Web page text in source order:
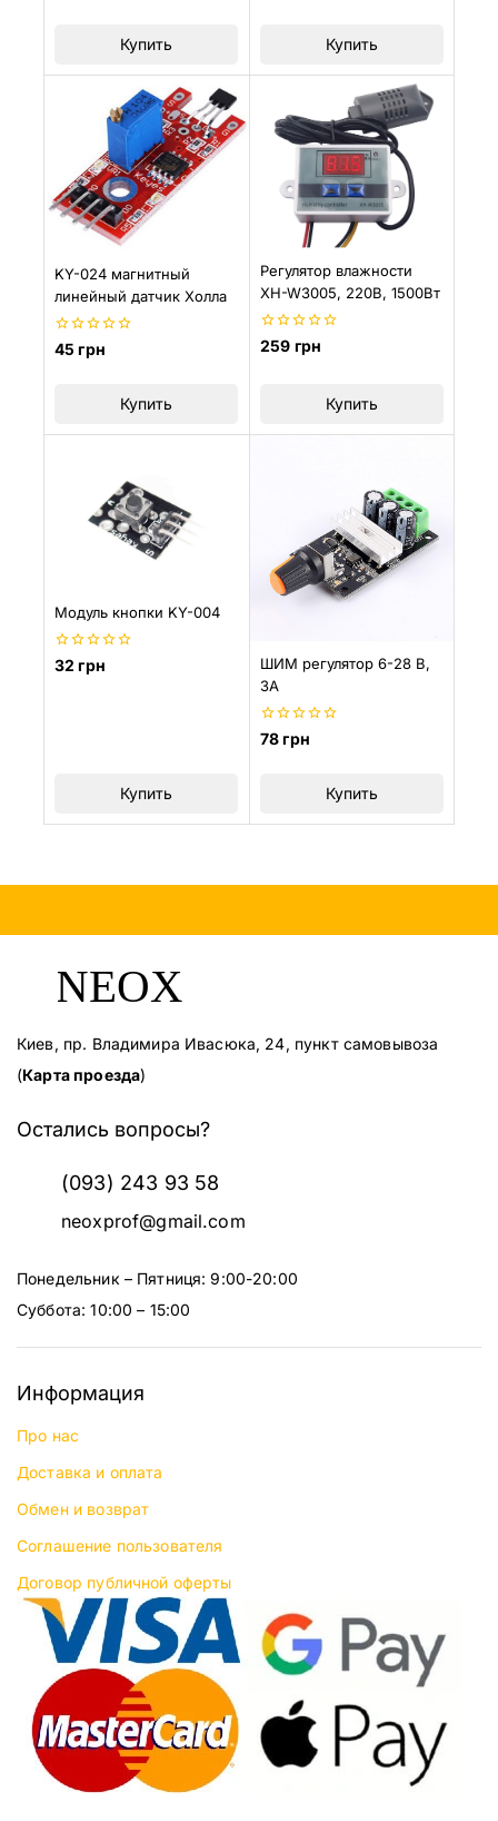
Купить Купить
KY-024 магнитный
линейный датчик Холла
0
45грн
Купить
Регулятор влажности
XH-W3005, 220В, 1500Вт
0
259 грн
Купить
Модуль кнопки KY-004
0
из
32грн
Купить
ШИМ регулятор 6-28 В,
3A
0
из
78грн
Купить
Киев, пр. Владимира Ивасюка, 24, пункт самовывоза
(Карта проезда)
Остались вопросы?
(093) 243 93 58
neoxprof@gmail.com
Понедельник – Пятниця: 9:00-20:00
Суббота: 10:00 – 15:00
Информация
Про нас
Доставка и оплата
Обмен и возврат
Соглашение пользователя
Договор публичной оферты